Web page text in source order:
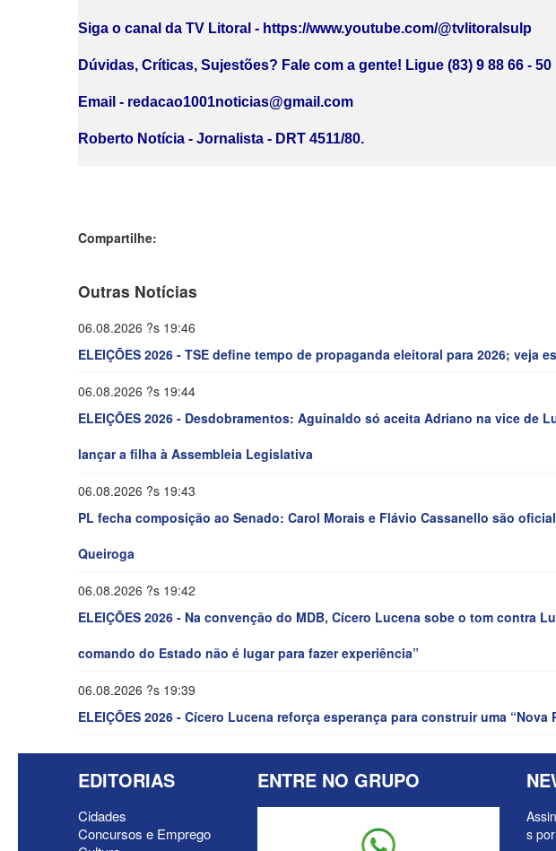
Siga o canal da TV Litoral - https://www.youtube.com/@tvlitoralsulp
Dúvidas, Críticas, Sujestões? Fale com a gente! Ligue (83) 9 88 66 - 50
Email - redacao1001noticias@gmail.com
Roberto Notícia - Jornalista - DRT 4511/80.
Compartilhe:
Outras Notícias
06.08.2026 ?s 19:46
ELEIÇÕES 2026 - TSE define tempo de propaganda eleitoral para 2026; veja
06.08.2026 ?s 19:44
ELEIÇÕES 2026 - Desdobramentos: Aguinaldo só aceita Adriano na vice de
lançar a filha à Assembleia Legislativa
06.08.2026 ?s 19:43
PL fecha composição ao Senado: Carol Morais e Flávio Cassanello são
Queiroga
06.08.2026 ?s 19:42
ELEIÇÕES 2026 - Na convenção do MDB, Cícero Lucena sobe o tom contra
comando do Estado não é lugar para fazer experiência”
06.08.2026 ?s 19:39
ELEIÇÕES 2026 - Cícero Lucena reforça esperança para construir uma
EDITORIAS
Cidades
Concursos e Emprego
ENTRE NO GRUPO
s